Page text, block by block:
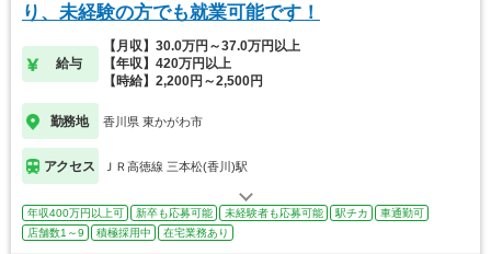
り、未経験の方でも就業可能です！
給与
【月収】30.0万円～37.0万円以上
【年収】420万円以上
【時給】2,200円～2,500円
勤務地 香川県 東かがわ市
アクセス ＪＲ高徳線 三本松(香川)駅
年収400万円以上可 新卒も応募可能 未経験者も応募可能 駅チカ
車通勤可
店舗数1～9
積極採用中 在宅業務あり